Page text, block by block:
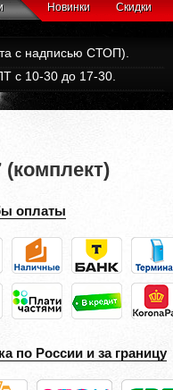
Новинки Скидки
с надписью СТОП).
с 10-30 до 17-30.
оплаты
по России и за границу